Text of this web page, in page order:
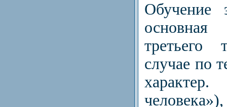
Обучение
случае по